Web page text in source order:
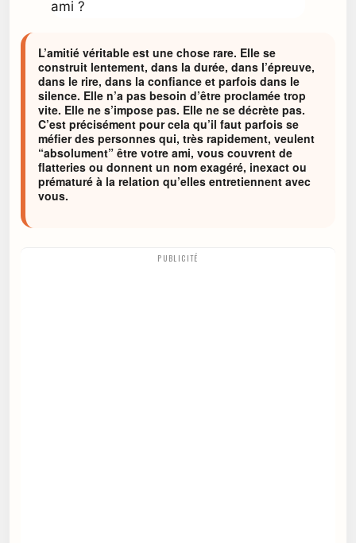
L’amitié véritable est une chose rare. Elle se
construit lentement, dans la durée, dans l’épreuve,
dans le rire, dans la confiance et parfois dans le
silence. Elle n’a pas besoin d’être proclamée trop
vite. Elle ne s’impose pas. Elle ne se décrète pas.
C’est précisément pour cela qu’il faut parfois se
méfier des personnes qui, très rapidement, veulent
“absolument” être votre ami, vous couvrent de
flatteries ou donnent un nom exagéré, inexact ou
prématuré à la relation qu’elles entretiennent avec
vous.
PUBLICITÉ